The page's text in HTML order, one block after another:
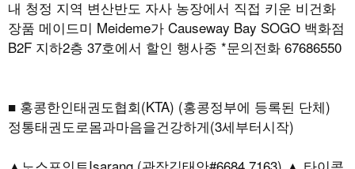
내 청정 지역 변산반도 자사 농장에서 직접 키운 비건화
장품 메이드미 Meideme가 Causeway Bay SOGO 백화점
B2F 지하2층 37호에서 할인 행사중 *문의전화 67686550
■ 홍콩한인태권도협회(KTA) (홍콩정부에 등록된 단체)
정통태권도로몸과마음을건강하게(3세부터시작)